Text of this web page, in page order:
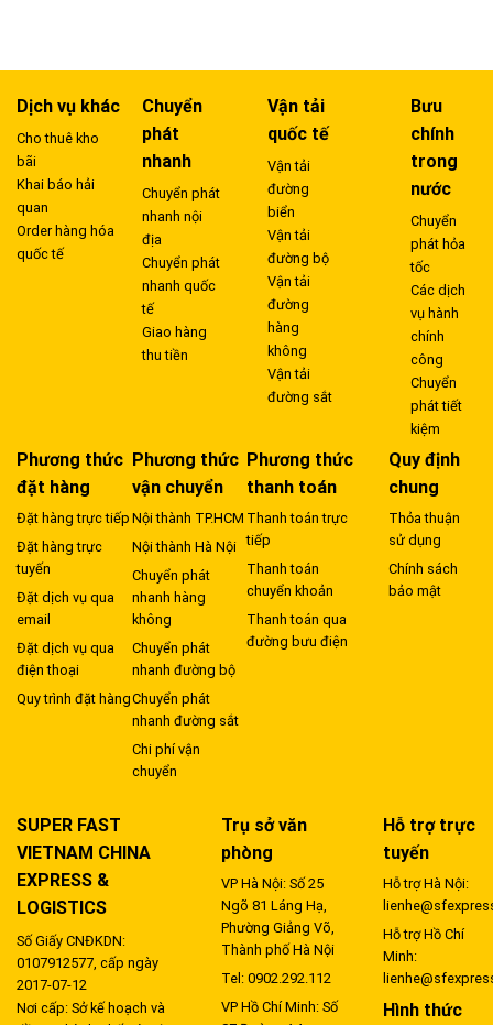
Dịch vụ khác
Cho thuê kho
bãi
Khai báo hải
quan
Order hàng hóa
quốc tế
Chuyển
phát
nhanh
Chuyển phát
nhanh nội
địa
Chuyển phát
nhanh quốc
tế
Giao hàng
thu tiền
Vận tải
quốc tế
Vận tải
đường
biển
Vận tải
đường bộ
Vận tải
đường
hàng
không
Vận tải
đường sắt
Bưu
chính
trong
nước
Chuyển
phát hỏa
tốc
Các dịch
vụ hành
chính
công
Chuyển
phát tiết
kiệm
Phương thức
đặt hàng
Đặt hàng trực tiếp
Đặt hàng trực
tuyến
Đặt dịch vụ qua
email
Đặt dịch vụ qua
điện thoại
Quy trình đặt hàng
Phương thức
vận chuyển
Nội thành TP.HCM
Nội thành Hà Nội
Chuyển phát
nhanh hàng
không
Chuyển phát
nhanh đường bộ
Chuyển phát
nhanh đường sắt
Chi phí vận
chuyển
Phương thức
thanh toán
Thanh toán trực
tiếp
Thanh toán
chuyển khoản
Thanh toán qua
đường bưu điện
Quy định
chung
Thỏa thuận
sử dụng
Chính sách
bảo mật
SUPER FAST
VIETNAM CHINA
EXPRESS &
LOGISTICS
Số Giấy CNĐKDN:
0107912577, cấp ngày
2017-07-12
Nơi cấp: Sở kế hoạch và
Trụ sở văn
phòng
VP Hà Nội: Số 25
Ngõ 81 Láng Hạ,
Phường Giảng Võ,
Thành phố Hà Nội
Tel: 0902.292.112
VP Hồ Chí Minh: Số
Hỗ trợ trực
tuyến
Hỗ trợ Hà Nội:
Hỗ trợ Hồ Chí
Minh:
Hình thức